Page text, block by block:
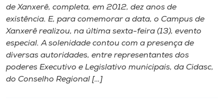
A
Internacionalização
de Xanxerê, completa, em 2012, dez anos de
existência. E, para comemorar a data, o Campus de
Xanxerê realizou, na última sexta-feira (13), evento
especial. A solenidade contou com a presença de
diversas autoridades, entre representantes dos
poderes Executivo e Legislativo municipais, da Cidasc,
do Conselho Regional […]